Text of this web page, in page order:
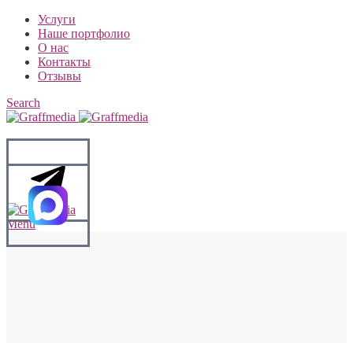
Услуги
Наше портфолио
О нас
Контакты
Отзывы
Search
Menu